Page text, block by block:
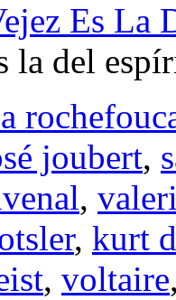
Es La
la del
joubert,
,
, kurt
, voltaire